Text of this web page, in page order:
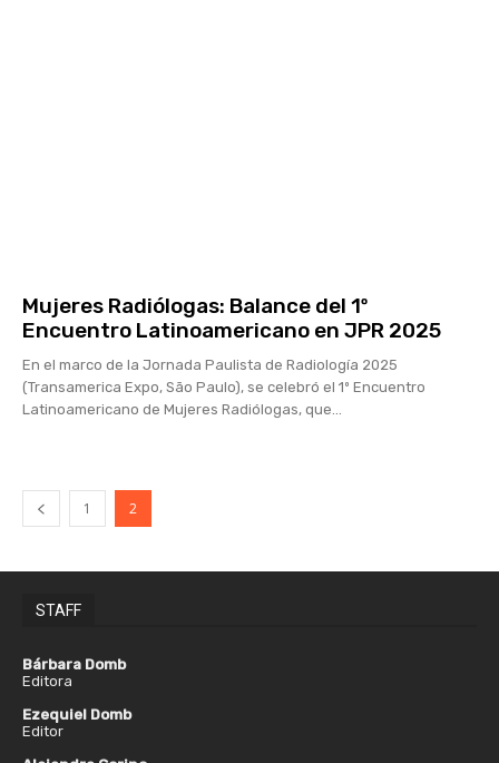
Mujeres Radiólogas: Balance del 1º
Encuentro Latinoamericano en JPR 2025
En el marco de la Jornada Paulista de Radiología 2025
(Transamerica Expo, São Paulo), se celebró el 1º Encuentro
Latinoamericano de Mujeres Radiólogas, que...
1 2
STAFF
Bárbara Domb
Editora
Ezequiel Domb
Editor